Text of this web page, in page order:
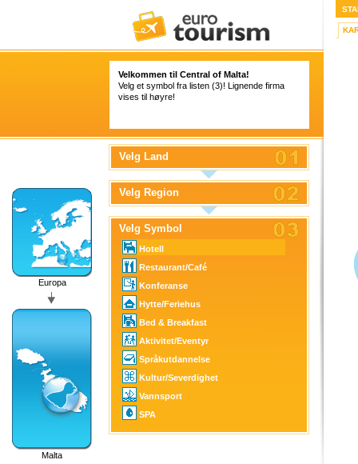
Velkommen til Central of Malta!
Velg et symbol fra listen (3)! Lignende firma
vises til høyre!
Europa
Malta
Velg Land
Velg Region
Velg Symbol
Hotell
Restaurant/Café
Konferanse
Hytte/Feriehus
Bed & Breakfast
Aktivitet/Eventyr
Språkutdannelse
Kultur/Severdighet
Vannsport
SPA